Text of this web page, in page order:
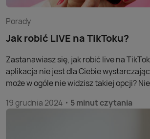
Porady
Jak robić LIVE na TikToku?
Zastanawiasz się, jak robić live na
aplikacja nie jest dla Ciebie
może w ogóle nie widzisz takiej opcji?
na żywo, a tym, którzy mają taką
19 grudnia 2024 5 minut czytania